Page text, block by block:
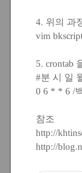
4. 위의 과
vim
5. crontab
#분 시 일
0 6 * * 6 /
참조
http://
http://